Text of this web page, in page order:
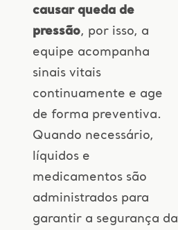
causar queda de
pressão, por isso, a
equipe acompanha
sinais vitais
continuamente e age
de forma preventiva.
Quando necessário,
líquidos e
medicamentos são
administrados para
garantir a segurança da